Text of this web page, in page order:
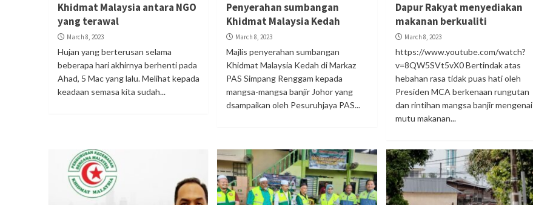
Khidmat Malaysia antara NGO
yang terawal
March 8, 2023
Hujan yang berterusan selama
beberapa hari akhirnya berhenti pada
Ahad, 5 Mac yang lalu. Melihat kepada
keadaan semasa kita sudah...
Penyerahan sumbangan
Khidmat Malaysia Kedah
March 8, 2023
Majlis penyerahan sumbangan
Khidmat Malaysia Kedah di Markaz
PAS Simpang Renggam kepada
mangsa-mangsa banjir Johor yang
dsampaikan oleh Pesuruhjaya PAS...
Dapur Rakyat menyediakan
makanan berkualiti
March 8, 2023
https://www.youtube.com/watch?
v=8QW5SVt5vX0 Bertindak atas
hebahan rasa tidak puas hati oleh
Presiden MCA berkenaan rungutan
dan rintihan mangsa banjir mengenai
mutu makanan...